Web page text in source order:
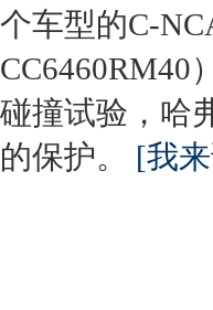
个车型的C-
CC6460RM40
碰撞试验，哈
的保护。 [我